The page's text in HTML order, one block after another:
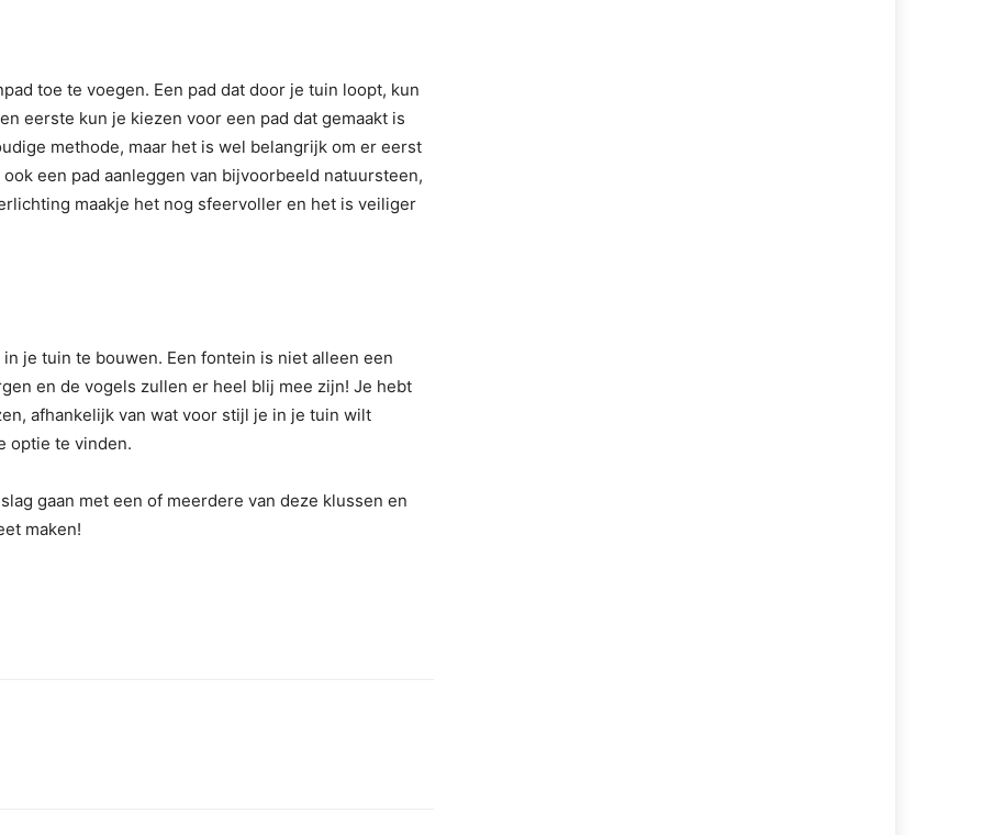
toe te voegen. Een pad dat door je tuin loopt, kun
eerste kun je kiezen voor een pad dat gemaakt is
methode, maar het is wel belangrijk om er eerst
een pad aanleggen van bijvoorbeeld natuursteen,
maakje het nog sfeervoller en het is veiliger
je tuin te bouwen. Een fontein is niet alleen een
en de vogels zullen er heel blij mee zijn! Je hebt
afhankelijk van wat voor stijl je in je tuin wilt
optie te vinden.
gaan met een of meerdere van deze klussen en
maken!